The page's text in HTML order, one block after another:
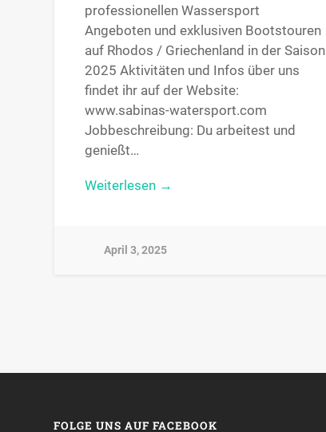
professionellen Wassersport
Angeboten und exklusiven Bootstouren
auf Rhodos / Griechenland in der Saison
2025 Aktivitäten und Infos über uns
findet ihr auf der Website:
www.sabinas-watersport.com
Jobbeschreibung: Du arbeitest und
genießt…
Weiterlesen →
April 3, 2025
FOLGE UNS AUF FACEBOOK